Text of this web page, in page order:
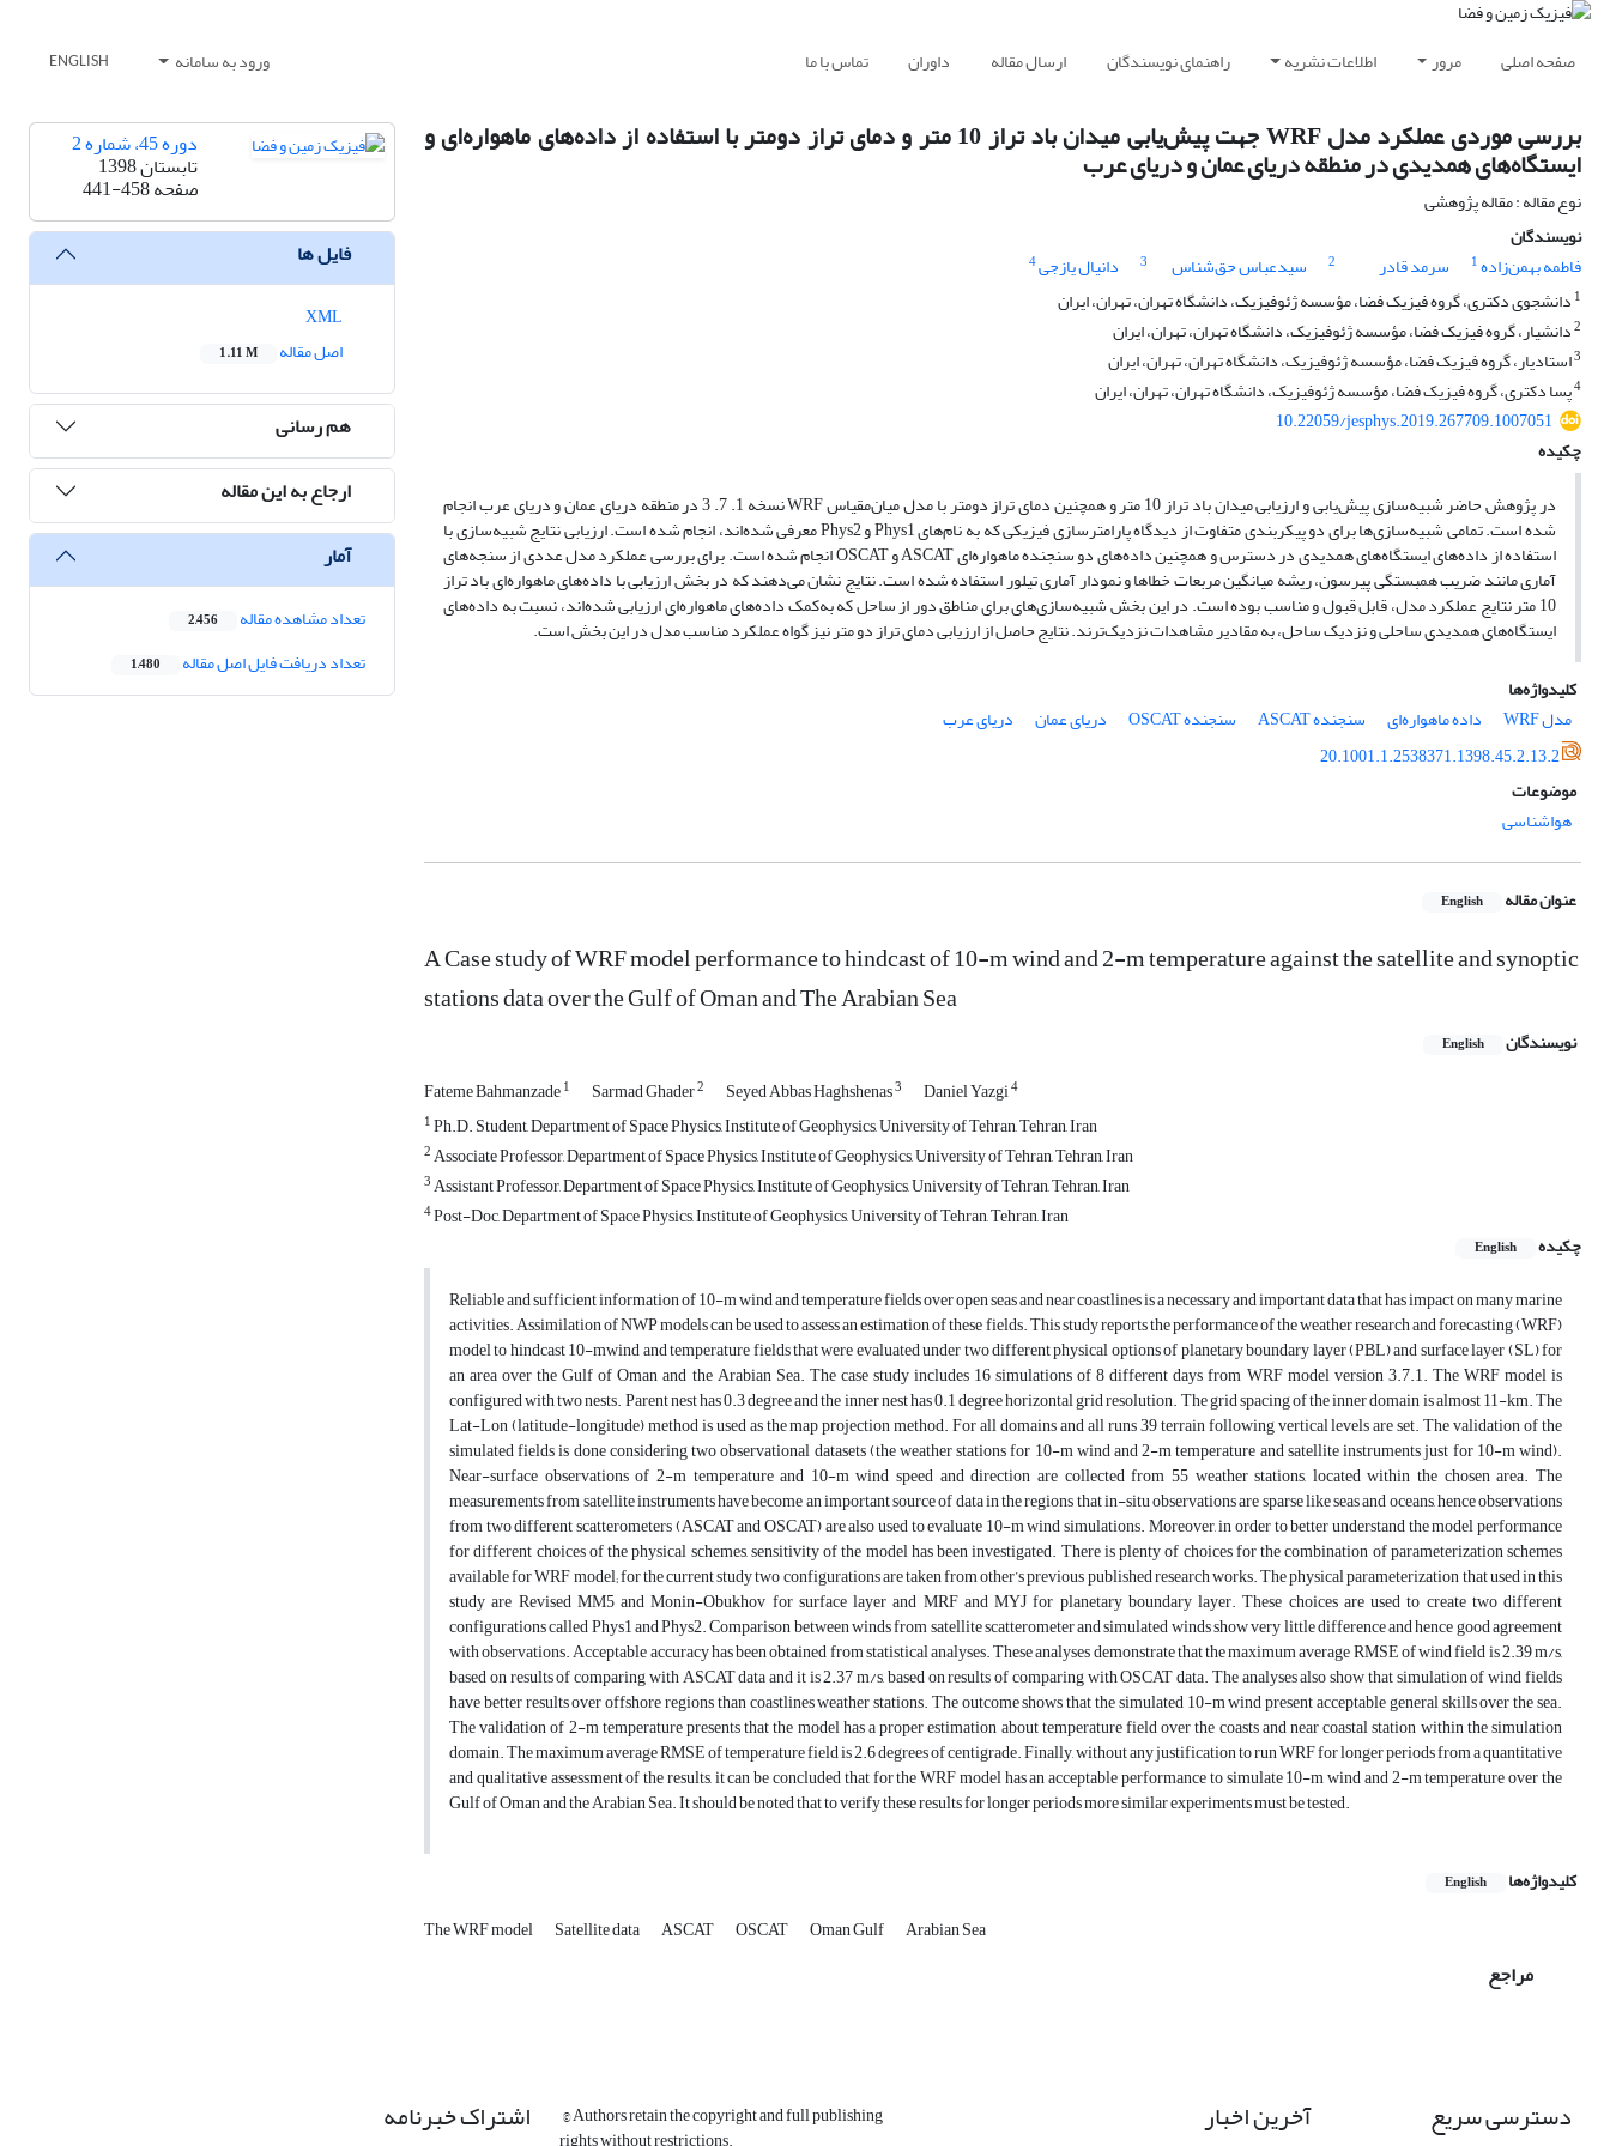
صفحه اصلی مرور اطلاعات نشریه راهنمای نویسندگان ارسال مقاله داوران تماس با ما ورود به سامانه ENGLISH
بررسی موردی عملکرد مدل WRF جهت پیش‌یابی میدان باد تراز 10 متر و دمای تراز دومتر با استفاده از داده‌های ماهواره‌ای و
ایستگاه‌های همدیدی در منطقه دریای عمان و دریای عرب
نوع مقاله : مقاله پژوهشی
نویسندگان
فاطمه بهمن‌زاده1 سرمد قادر 2 سیدعباس حق‌شناس 3 دانیال یازجی4
1 دانشجوی دکتری، گروه فیزیک فضا، مؤسسه ژئوفیزیک، دانشگاه تهران، تهران، ایران
2دانشیار، گروه فیزیک فضا، مؤسسه ژئوفیزیک، دانشگاه تهران، تهران، ایران
3استادیار، گروه فیزیک فضا، مؤسسه ژئوفیزیک، دانشگاه تهران، تهران، ایران
4پسا دکتری، گروه فیزیک فضا، مؤسسه ژئوفیزیک، دانشگاه تهران، تهران، ایران
10.22059/jesphys.2019.267709.1007051
چکیده
در پژوهش حاضر شبیه‌سازی پیش‌یابی و ارزیابی میدان‌ باد تراز 10 متر و همچنین دمای ‏تراز دومتر با مدل میان‌مقیاس ‎WRF‎‎‏ نسخه 1. 7. 3 در منطقه دریای عمان و دریای عرب انجام
شده است. تمامی شبیه‌سازی‌ها برای دو پیکربندی متفاوت از دیدگاه پارامترسازی فیزیکی که به نام‌های Phys1 و Phys2 معرفی شده‌اند‏، انجام شده است. ارزیابی نتایج شبیه‌سازی با
استفاده از داده‌های ایستگاه‌های همدیدی در دسترس و همچنین داده‌های دو سنجنده ماهواره‌ای ‎ASCAT و ‎OSCAT‎‏ انجام شده است. برای بررسی عملکرد مدل عددی از سنجه‌های
آماری مانند ضریب همبستگی پیرسون، ریشه میانگین مربعات خطاها و نمودار آماری تیلور استفاده شده است. نتایج نشان می‌دهند که در بخش ارزیابی‎ با داده‌های ماهواره‌ای باد تراز
10 متر نتایج عملکرد مدل‏، قابل قبول و مناسب بوده است. در این بخش شبیه‌سازی‌های برای مناطق دور از ساحل که به‌کمک داده‌های ماهواره‌ای ارزیابی شده‌اند‏، نسبت به داده‌های
ایستگاه‌های همدیدی ساحلی و نزدیک ساحل، به مقادیر مشاهدات نزدیک‌ترند. نتایج حاصل از ارزیابی دمای تراز دو متر نیز گواه عملکرد مناسب مدل در این بخش است.
کلیدواژه‌ها
مدل WRF
داده ماهواره‌ای سنجنده ASCAT سنجنده OSCAT دریای عمان
دریای عرب
20.1001.1.2538371.1398.45.2.13.2
موضوعات
هواشناسی
عنوان مقاله English
A Case study of WRF model performance to hindcast of 10-m wind and 2-m temperature against the satellite and synoptic
stations data over the Gulf of Oman and The Arabian Sea
نویسندگان English
Fateme Bahmanzade1 Sarmad Ghader2 Seyed Abbas Haghshenas3 Daniel Yazgi4
1Ph.D. Student, Department of Space Physics, Institute of Geophysics, University of Tehran, Tehran, Iran
2Associate Professor, Department of Space Physics, Institute of Geophysics, University of Tehran, Tehran, Iran
3Assistant Professor, Department of Space Physics, Institute of Geophysics, University of Tehran, Tehran, Iran
4Post-Doc, Department of Space Physics, Institute of Geophysics, University of Tehran, Tehran, Iran
چکیده
English
Reliable and sufficient information of 10-m wind and temperature fields over open seas and near coastlines is a necessary and important data that has impact on many marine
activities. Assimilation of NWP models can be used to assess an estimation of these fields. This study reports the performance of the weather research and forecasting (WRF)
model to hindcast 10-mwind and temperature fields that were evaluated under two different physical options of planetary boundary layer (PBL) and surface layer (SL) for
an area over the Gulf of Oman and the Arabian Sea. The case study includes 16 simulations of 8 different days from WRF model version 3.7.1. The WRF model is
configured with two nests. Parent nest has 0.3 degree and the inner nest has 0.1 degree horizontal grid resolution. The grid spacing of the inner domain is almost 11-km. The
Lat-Lon (latitude-longitude) method is used as the map projection method. For all domains and all runs 39 terrain following vertical levels are set. The validation of the
simulated fields is done considering two observational datasets (the weather stations for 10-m wind and 2-m temperature and satellite instruments just for 10-m wind).
Near-surface observations of 2-m temperature and 10-m wind speed and direction are collected from 55 weather stations, located within the chosen area. The
measurements from satellite instruments have become an important source of data in the regions that in-situ observations are sparse like seas and oceans, hence observations
from two different scatterometers (ASCAT and OSCAT) are also used to evaluate 10-m wind simulations. Moreover, in order to better understand the model performance
for different choices of the physical schemes, sensitivity of the model has been investigated. There is plenty of choices for the combination of parameterization schemes
available for WRF model; for the current study two configurations are taken from other’s previous published research works. The physical parameterization that used in this
study are Revised MM5 and Monin-Obukhov for surface layer and MRF and MYJ for planetary boundary layer. These choices are used to create two different
configurations called Phys1 and Phys2. Comparison between winds from satellite scatterometer and simulated winds show very little difference and hence good agreement
with observations. Acceptable accuracy has been obtained from statistical analyses. These analyses demonstrate that the maximum average RMSE of wind field is 2.39 m/s,
based on results of comparing with ASCAT data and it is 2.37 m/s, based on results of comparing with OSCAT data. The analyses also show that simulation of wind fields
have better results over offshore regions than coastlines weather stations. The outcome shows that the simulated 10-m ‎wind‎ present acceptable general skills over the sea.
The validation of 2-m temperature presents that the model has a proper estimation about temperature field over the coasts and near coastal station within the simulation
domain. The maximum average RMSE of temperature field is 2.6 degrees of centigrade. Finally, without any justification to run WRF for longer periods from a quantitative
and qualitative assessment of the results, it can be concluded that for the WRF model has an acceptable performance to simulate 10-m wind and 2-m temperature over the
Gulf of Oman and the Arabian Sea. It should be noted that to verify these results for longer periods more similar experiments must be tested.
کلیدواژه‌ها English
The WRF model Satellite data ASCAT OSCAT Oman Gulf Arabian Sea
مراجع
دوره 45، شماره 2
تابستان 1398
صفحه441-458
فایل ها
اصل مقاله
1.11 M
هم رسانی
ارجاع به این مقاله
آمار
تعداد مشاهده مقاله 2,456
تعداد دریافت فایل اصل مقاله 1,480
دسترسی سریع آخرین اخبار © Authors retain the copyright and full publishing اشتراک خبرنامه